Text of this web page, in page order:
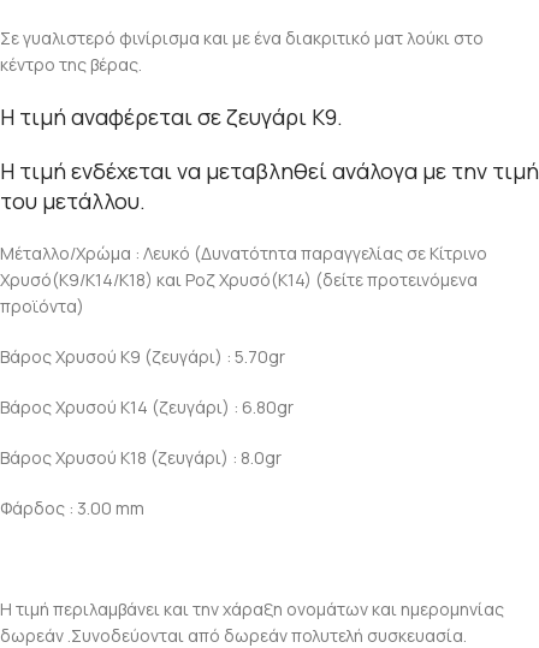
Σε γυαλιστερό φινίρισμα και με ένα διακριτικό ματ λούκι στο
κέντρο της βέρας.
Η τιμή αναφέρεται σε ζευγάρι K9.
Η τιμή ενδέχεται να μεταβληθεί ανάλογα με την τιμή
του μετάλλου.
Μέταλλο/Χρώμα : Λευκό (Δυνατότητα παραγγελίας σε Κίτρινο
Χρυσό(Κ9/Κ14/Κ18) και Ροζ Χρυσό(Κ14) (δείτε προτεινόμενα
προϊόντα)
Βάρος Χρυσού Κ9 (ζευγάρι) : 5.70gr
Βάρος Χρυσού Κ14 (ζευγάρι) : 6.80gr
Βάρος Χρυσού Κ18 (ζευγάρι) : 8.0gr
Φάρδος : 3.00 mm
Η τιμή περιλαμβάνει και την χάραξη ονομάτων και ημερομηνίας
δωρεάν .Συνοδεύονται από δωρεάν πολυτελή συσκευασία.